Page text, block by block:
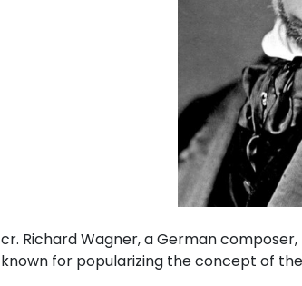
cr. Richard Wagner, a German
known for popularizing the concept of